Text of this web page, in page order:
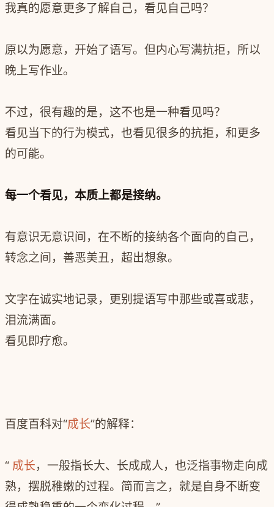
我真的愿意更多了解自己，看见自己吗？
原以为愿意，开始了语写。但内心写满抗拒，所以
晚上写作业。
不过，很有趣的是，这不也是一种看见吗？
看见当下的行为模式，也看见很多的抗拒，和更多
的可能。
每一个看见，本质上都是接纳。
有意识无意识间，在不断的接纳各个面向的自己，
转念之间，善恶美丑，超出想象。
文字在诚实地记录，更别提语写中那些或喜或悲，
泪流满面。
看见即疗愈。
百度百科对“成长”的解释：
“ 成长，一般指长大、长成成人，也泛指事物走向成
熟，摆脱稚嫩的过程。简而言之，就是自身不断变